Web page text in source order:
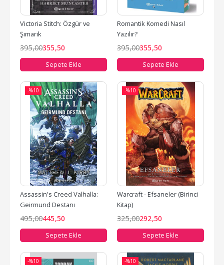
Victoria Stitch: Özgür ve
Şımarık
395,00355,50
Sepete Ekle
Romantik Komedi Nasıl
Yazılır?
395,00355,50
Sepete Ekle
-%10
Assassin's Creed Valhalla:
Geirmund Destanı
495,00445,50
Sepete Ekle
-%10
Warcraft - Efsaneler (Birinci
Kitap)
325,00292,50
Sepete Ekle
-%10 -%10